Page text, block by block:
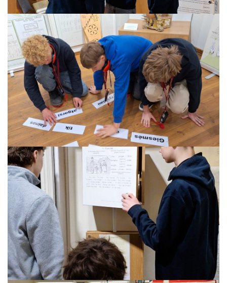
ES PROJEKTAS GENIUS LOCI. Rengiamas kiemo
ES projektas GENIUS LOCI. Rengiamos kiemo edukacinės
ES projektas GENIUS LOCI. Vydūno suolelio projektas
ES projektas GENIUS LOCI. Projekto idėja
ES projektas GENIUS LOCI. Partnerių susitikimas
ES Projektas GENIUS LOCI. Tarptautinis muziejų projektas
Projektai